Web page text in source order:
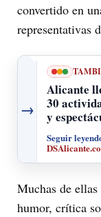
convertido en
representativas
→
Alicante
30
y
Seguir
Muchas de
humor, crítica